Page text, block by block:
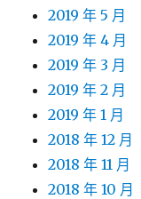
2019 年 5 月
2019 年 4 月
2019 年 3 月
2019 年 2 月
2019 年 1 月
2018 年 12 月
2018 年 11 月
2018 年 10 月